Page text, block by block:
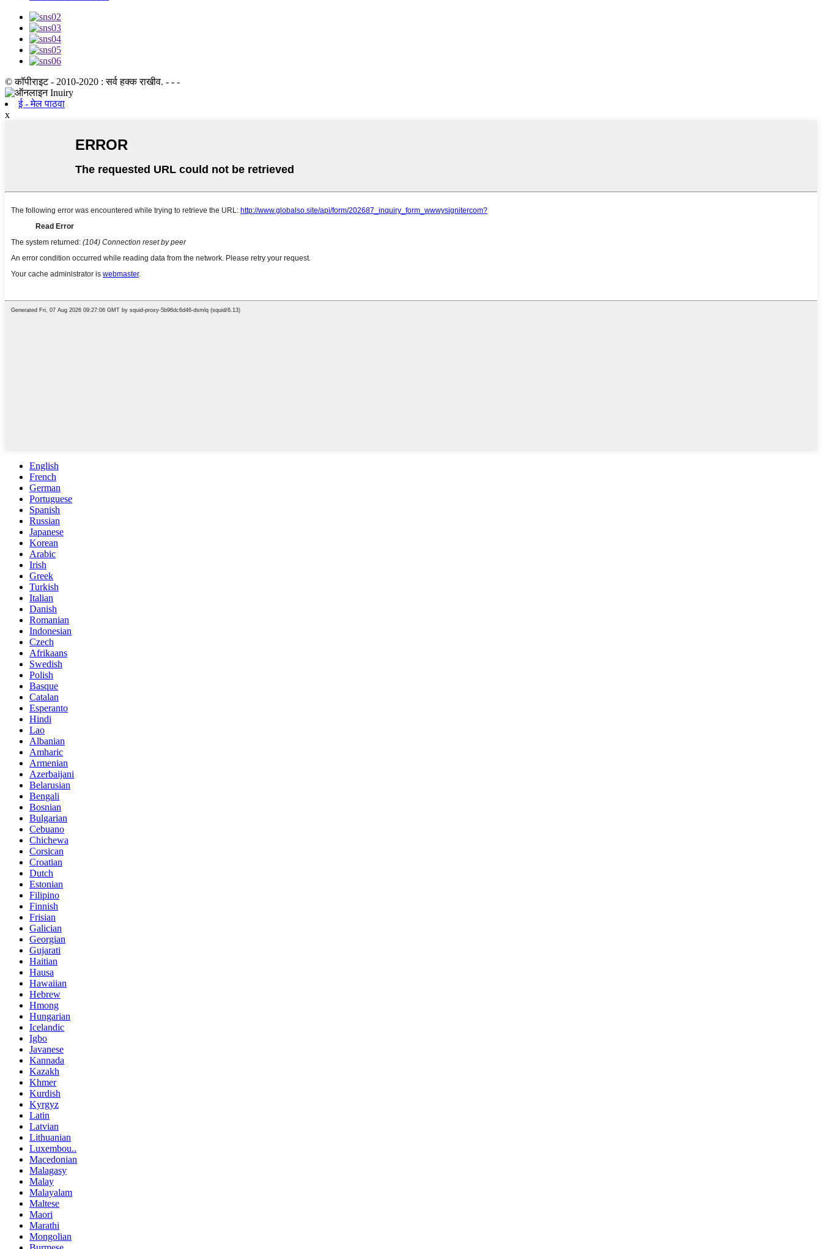
© कॉपीराइट - 2010-2020 : सर्व हक्क राखीव. - - -
ई - मेल पाठवा
x
English
French
German
Portuguese
Spanish
Russian
Japanese
Korean
Arabic
Irish
Greek
Turkish
Italian
Danish
Romanian
Indonesian
Czech
Afrikaans
Swedish
Polish
Basque
Catalan
Esperanto
Hindi
Lao
Albanian
Amharic
Armenian
Azerbaijani
Belarusian
Bengali
Bosnian
Bulgarian
Cebuano
Chichewa
Corsican
Croatian
Dutch
Estonian
Filipino
Finnish
Frisian
Galician
Georgian
Gujarati
Haitian
Hausa
Hawaiian
Hebrew
Hmong
Hungarian
Icelandic
Igbo
Javanese
Kannada
Kazakh
Khmer
Kurdish
Kyrgyz
Latin
Latvian
Lithuanian
Luxembou..
Macedonian
Malagasy
Malay
Malayalam
Maltese
Maori
Marathi
Mongolian